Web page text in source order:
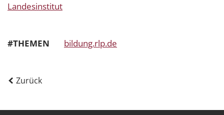
Landesinstitut
#THEMEN bildung.rlp.de
Zurück